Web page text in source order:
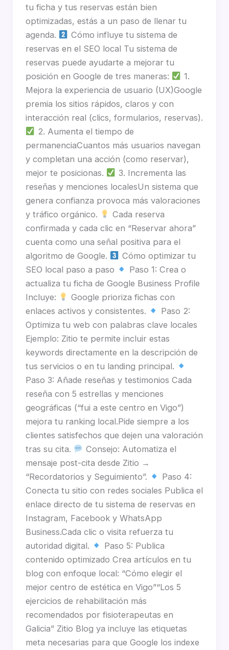
tu ficha y tus reservas están bien
optimizadas, estás a un paso de llenar tu
agenda.
Cómo influye tu sistema de
reservas en el SEO local Tu sistema de
reservas puede ayudarte a mejorar tu
posición en Google de tres maneras:
1.
Mejora la experiencia de usuario (UX)Google
premia los sitios rápidos, claros y con
interacción real (clics, formularios, reservas).
2. Aumenta el tiempo de
permanenciaCuantos más usuarios navegan
y completan una acción (como reservar),
mejor te posicionas.
3. Incrementa las
reseñas y menciones localesUn sistema que
genera confianza provoca más valoraciones
y tráfico orgánico.
Cada reserva
confirmada y cada clic en “Reservar ahora”
cuenta como una señal positiva para el
algoritmo de Google.
Cómo optimizar tu
SEO local paso a paso
Paso 1: Crea o
actualiza tu ficha de Google Business Profile
Incluye:
Google prioriza fichas con
enlaces activos y consistentes.
Paso 2:
Optimiza tu web con palabras clave locales
Ejemplo: Zitio te permite incluir estas
keywords directamente en la descripción de
tus servicios o en tu landing principal.
Paso 3: Añade reseñas y testimonios Cada
reseña con 5 estrellas y menciones
geográficas (“fui a este centro en Vigo”)
mejora tu ranking local.Pide siempre a los
clientes satisfechos que dejen una valoración
tras su cita.
Consejo: Automatiza el
mensaje post-cita desde Zitio →
“Recordatorios y Seguimiento”.
Paso 4:
Conecta tu sitio con redes sociales Publica el
enlace directo de tu sistema de reservas en
Instagram, Facebook y WhatsApp
Business.Cada clic o visita refuerza tu
autoridad digital.
Paso 5: Publica
contenido optimizado Crea artículos en tu
blog con enfoque local: “Cómo elegir el
mejor centro de estética en Vigo”“Los 5
ejercicios de rehabilitación más
recomendados por fisioterapeutas en
Galicia” Zitio Blog ya incluye las etiquetas
meta necesarias para que Google los indexe